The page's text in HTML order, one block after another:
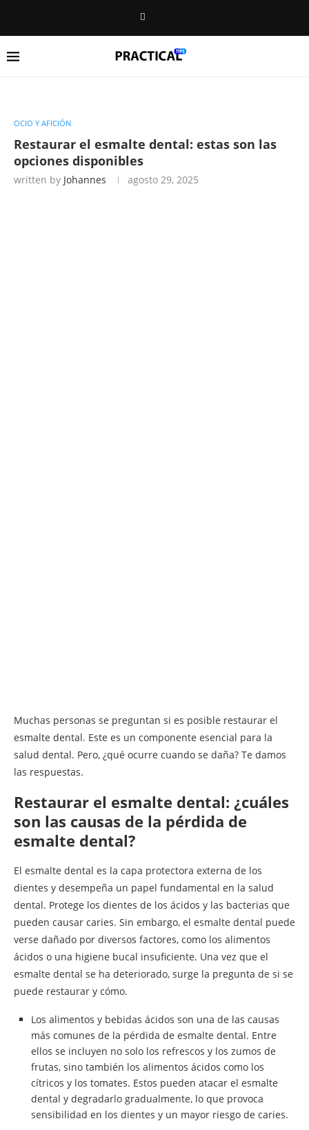
OCIO Y AFICIÓN
Restaurar el esmalte dental: estas son las
opciones disponibles
written by Johannes agosto 29, 2025
Muchas personas se preguntan si es posible restaurar el
esmalte dental. Este es un componente esencial para la
salud dental. Pero, ¿qué ocurre cuando se daña? Te damos
las respuestas.
Restaurar el esmalte dental: ¿cuáles
son las causas de la pérdida de
esmalte dental?
El esmalte dental es la capa protectora externa de los
dientes y desempeña un papel fundamental en la salud
dental. Protege los dientes de los ácidos y las bacterias que
pueden causar caries. Sin embargo, el esmalte dental puede
verse dañado por diversos factores, como los alimentos
ácidos o una higiene bucal insuficiente. Una vez que el
esmalte dental se ha deteriorado, surge la pregunta de si se
puede restaurar y cómo.
Los alimentos y bebidas ácidos son una de las causas
más comunes de la pérdida de esmalte dental. Entre
ellos se incluyen no solo los refrescos y los zumos de
frutas, sino también los alimentos ácidos como los
cítricos y los tomates. Estos pueden atacar el esmalte
dental y degradarlo gradualmente, lo que provoca
sensibilidad en los dientes y un mayor riesgo de caries.